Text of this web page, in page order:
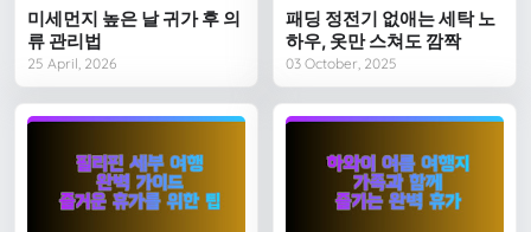
미세먼지 높은 날 귀가 후 의
류 관리법
25 April, 2026
패딩 정전기 없애는 세탁 노
하우, 옷만 스쳐도 깜짝
03 October, 2025